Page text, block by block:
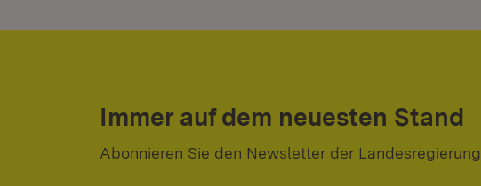
Immer auf dem neuesten Stand
Abonnieren Sie den Newsletter der Landesregierung.